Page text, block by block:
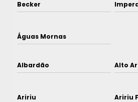
Becker
Águas Mornas
Albardão Alto
Aririu Aririu